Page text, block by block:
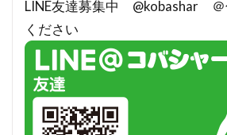
LINE友達募集中 @kobashar ＠
ください